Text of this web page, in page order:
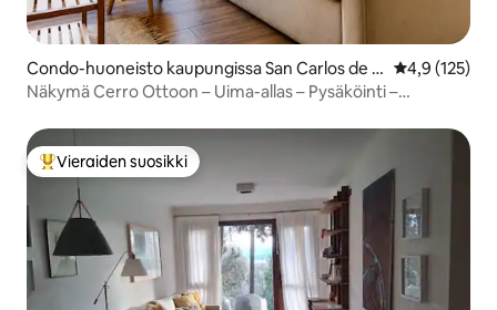
Condo-huoneisto kaupungissa San Carlos de B
ariloche
4,9 (125)
Näkymä Cerro Ottoon – Uima-allas – Pysäköinti –
Vieraiden suosikkien parhaimmistoa
Vieraiden suosikki